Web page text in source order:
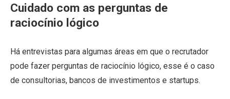
Cuidado com as perguntas de
raciocínio lógico
Há entrevistas para algumas áreas em que o recrutador
pode fazer perguntas de raciocínio lógico, esse é o caso
de consultorias, bancos de investimentos e startups.